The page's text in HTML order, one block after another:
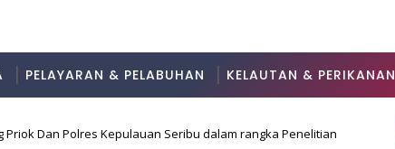
PELAYARAN & PELABUHAN KELAUTAN & PERIKANAN
Priok Dan Polres Kepulauan Seribu dalam rangka Penelitian